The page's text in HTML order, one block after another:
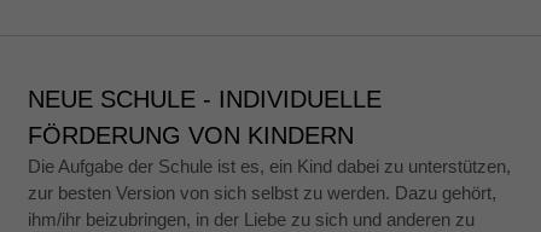
NEUE SCHULE - INDIVIDUELLE
FÖRDERUNG VON KINDERN
Die Aufgabe der Schule ist es, ein Kind dabei zu unterstützen,
zur besten Version von sich selbst zu werden. Dazu gehört,
ihm/ihr beizubringen, in der Liebe zu sich und anderen zu